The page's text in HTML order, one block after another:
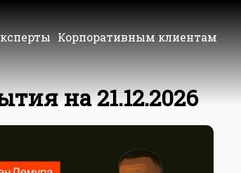
Корпоративным клиентам
на 21.12.2026